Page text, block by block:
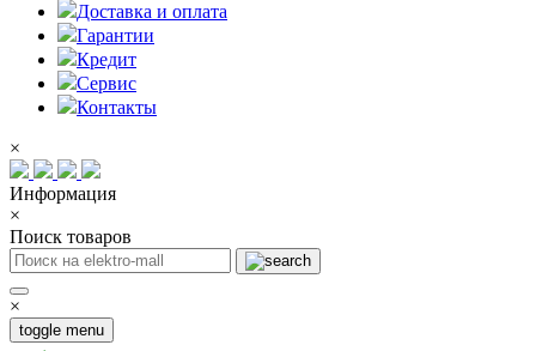
Доставка и оплата
Гарантии
Кредит
Сервис
Контакты
×
Информация
×
Поиск товаров
×
toggle menu